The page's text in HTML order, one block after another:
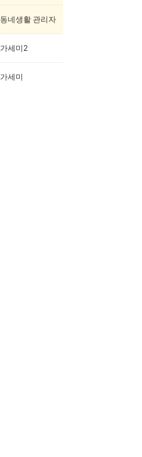
동네생활 관리자
가세미2
가세미